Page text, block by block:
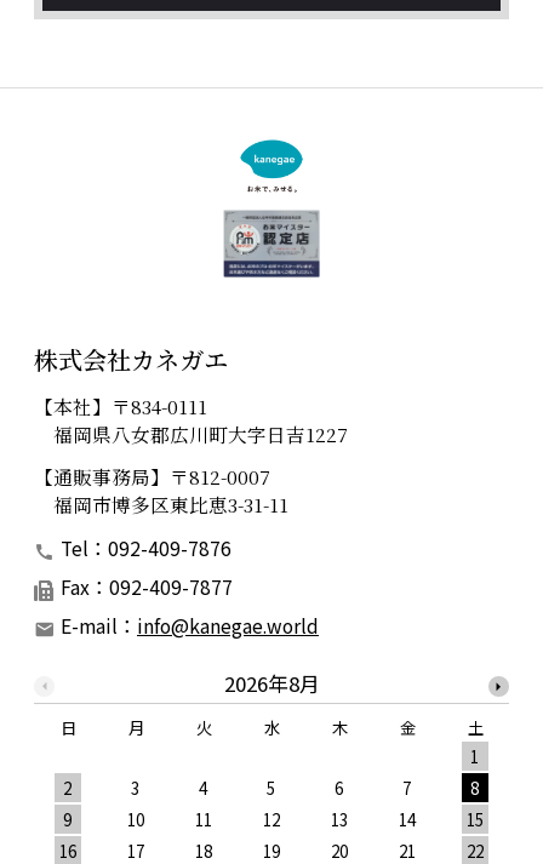
株式会社カネガエ
【本社】〒834-0111
福岡県八女郡広川町大字日吉1227
【通販事務局】〒812-0007
福岡市博多区東比恵3-31-11
Tel：092-409-7876
Fax：092-409-7877
E-mail： info@kanegae.world
2026年8月
日 月 火 水 木 金
土
1
2
3 4 5 6 7
8
9
10 11 12 13 14
15
16
17 18 19 20 21 22